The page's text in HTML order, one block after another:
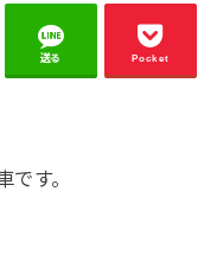
送る Pocket
す。